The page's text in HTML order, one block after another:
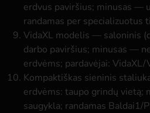
erdvus paviršius; minusas —
randamas per specializuotus
VidaXL modelis — saloninis
darbo paviršius; minusas —
erdvėms; pardavėjai:
Kompaktiškas sieninis
erdvėms: taupo grindų vietą;
saugykla; randamas Baldai1/